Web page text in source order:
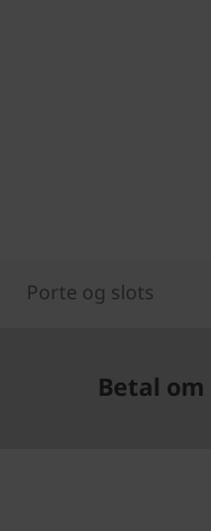
Porte og slots
Betal om